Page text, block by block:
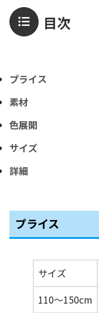
目次
プライス
素材
色展開
サイズ
詳細
プライス
サイズ
110〜150cm